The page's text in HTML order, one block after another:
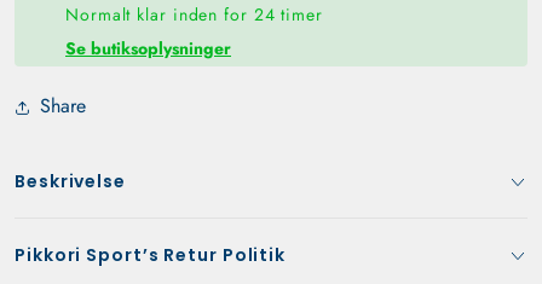
Normalt klar inden for 24 timer
Se butiksoplysninger
Share
Beskrivelse
Nike T-shirts til teenagere og børn. Perfekt til aktiv sport og
Pikkori Sport’s Retur Politik